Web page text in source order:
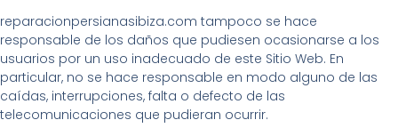
reparacionpersianasibiza.com tampoco se hace
responsable de los daños que pudiesen ocasionarse a los
usuarios por un uso inadecuado de este Sitio Web. En
particular, no se hace responsable en modo alguno de las
caídas, interrupciones, falta o defecto de las
telecomunicaciones que pudieran ocurrir.